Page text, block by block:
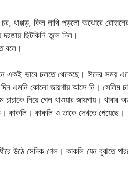
থাপ্পড়, কিল লাথি পড়লো অঝোরে
ছিটকিনি তুলে দিল।
বলে।
একই ভাবে চলতে থেকেছে। ঈদের সময়
এমনি কোনো জায়গায় আসে নি। সেলিম
নিয়ে গেল খাওয়ার জায়গায়। খাবার
কাকলি। কাকলি ও তাকে দেখতে পেয়েছে।
উঠে সেদিক গেল। কাকলি যেন বুঝতে